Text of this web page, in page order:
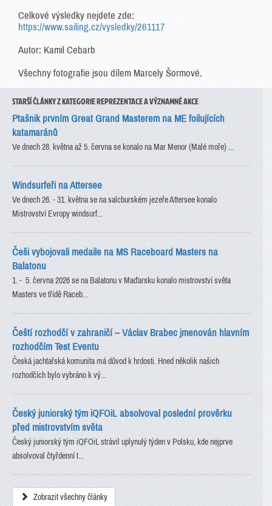
Celkové výsledky nejdete zde:
https://www.sailing.cz/vysledky/261117
Autor: Kamil Cebarb
Všechny fotografie jsou dílem Marcely Šormové.
STARŠÍ ČLÁNKY Z KATEGORIE REPREZENTACE A VÝZNAMNÉ AKCE
Ptašnik prvním Great Grand Masterem na ME foilujících
katamaránů
Ve dnech 28. května až 5. června se konalo na Mar Menor (Malé moře) ...
Windsurfeři na Attersee
Ve dnech 26. - 31. května se na salcburském jezeře Attersee konalo
Mistrovství Evropy windsurf...
Češi vybojovali medaile na MS Raceboard Masters na
Balatonu
1. - 5. června 2026 se na Balatonu v Maďarsku konalo mistrovství světa
Masters ve třídě Raceb...
Čeští rozhodčí v zahraničí – Václav Brabec jmenován hlavním
rozhodčím Test Eventu
Česká jachtařská komunita má důvod k hrdosti. Hned několik našich
rozhodčích bylo vybráno k vý...
Český juniorský tým iQFOiL absolvoval poslední prověrku
před mistrovstvím světa
Český juniorský tým iQFOiL strávil uplynulý týden v Polsku, kde nejprve
absolvoval čtyřdenní t...
Zobrazit všechny články